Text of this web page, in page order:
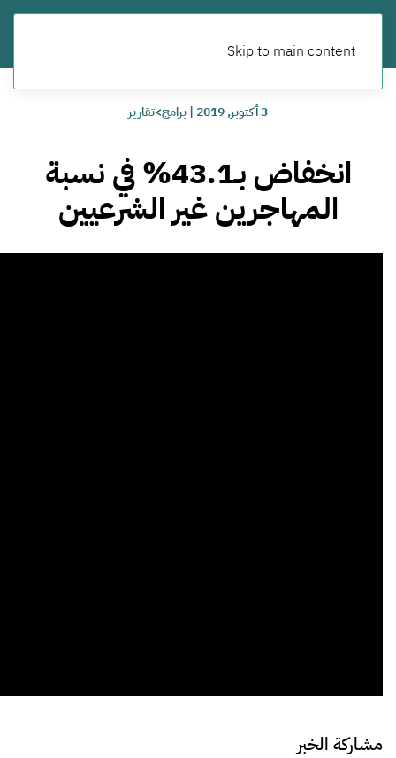
Skip to main content
3 أكتوبر, 2019 |برامج>تقارير
انخفاض بـ43.1% في نسبة
المهاجرين غير الشرعيين
مشاركة الخبر